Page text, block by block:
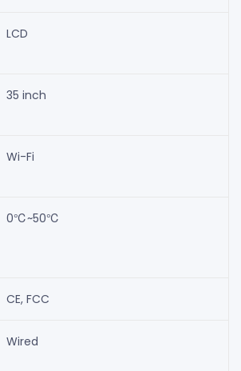
LCD
35 inch
Wi-Fi
0℃~50℃
CE, FCC
Wired